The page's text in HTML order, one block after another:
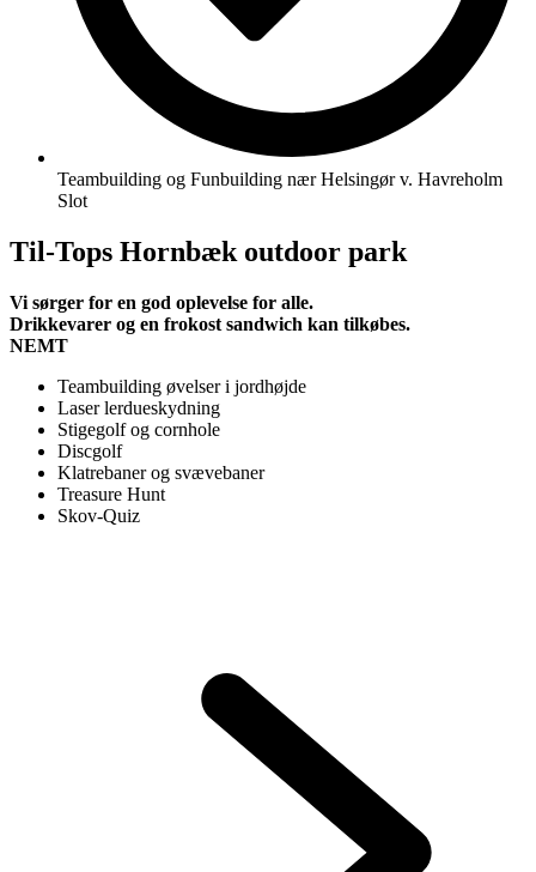
Teambuilding og Funbuilding nær Helsingør v. Havreholm
Slot
Til-Tops Hornbæk outdoor park
Vi sørger for en god oplevelse for alle.
Drikkevarer og en frokost sandwich kan tilkøbes.
NEMT
Teambuilding øvelser i jordhøjde
Laser lerdueskydning
Stigegolf og cornhole
Discgolf
Klatrebaner og svævebaner
Treasure Hunt
Skov-Quiz